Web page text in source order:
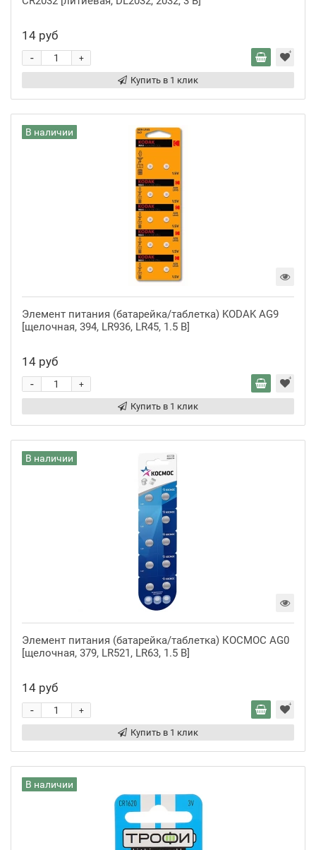
14 руб
+
-
Купить в 1 клик
В наличии
Элемент питания (батарейка/таблетка) KODAK AG9
[щелочная, 394, LR936, LR45, 1.5 В]
14 руб
+
-
Купить в 1 клик
В наличии
Элемент питания (батарейка/таблетка) КОСМОС AG0
[щелочная, 379, LR521, LR63, 1.5 В]
14 руб
+
-
Купить в 1 клик
В наличии